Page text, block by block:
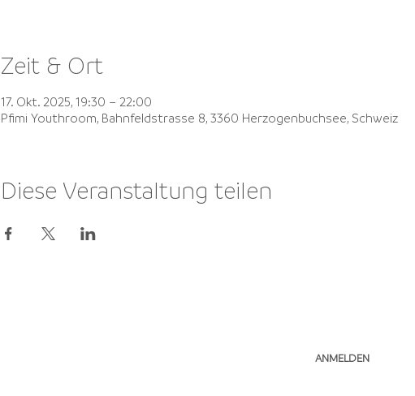
Zeit & Ort
17. Okt. 2025, 19:30 – 22:00
Pfimi Youthroom, Bahnfeldstrasse 8, 3360 Herzogenbuchsee, Schweiz
Diese Veranstaltung teilen
ANMELDEN